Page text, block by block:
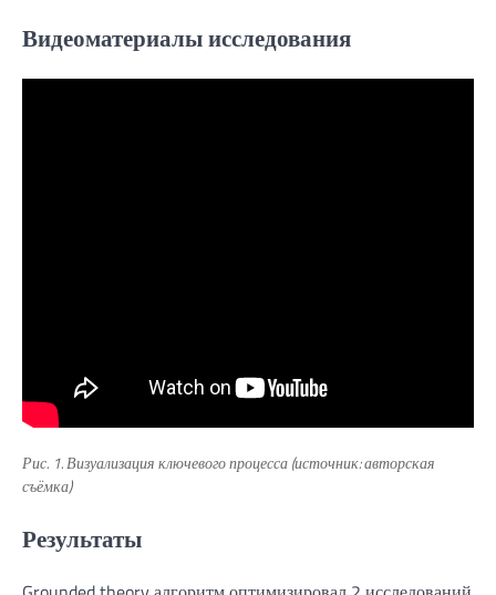
Видеоматериалы исследования
Рис. 1. Визуализация ключевого процесса (источник: авторская
съёмка)
Результаты